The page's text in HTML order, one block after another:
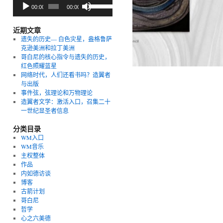
播
放
器
00:00 00:00
用
上/
箭
键
增
或
降
近期文章
遗失的历史— 白色灾星，盎格鲁萨
克逊美洲和拉丁美洲
哥白尼的核心指令与遗失的历史，
红色照耀蓝星
网络时代，人们还看书吗？造翼者
与出版
事件弦，弦理论和万物理论
造翼者文学：激活入口，召集二十
一世纪显圣者信息
分类目录
WM入口
WM音乐
主权整体
作品
内如德访谈
博客
古箭计划
哥白尼
哲学
心之六美德